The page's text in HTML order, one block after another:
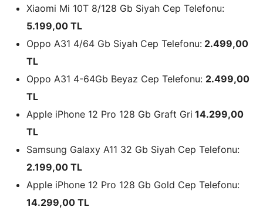
Xiaomi Mi 10T 8/128 Gb Siyah Cep Telefonu:
5.199,00 TL
Oppo A31 4/64 Gb Siyah Cep Telefonu: 2.499,00
TL
Oppo A31 4-64Gb Beyaz Cep Telefonu: 2.499,00
TL
Apple iPhone 12 Pro 128 Gb Graft Gri 14.299,00
TL
Samsung Galaxy A11 32 Gb Siyah Cep Telefonu:
2.199,00 TL
Apple iPhone 12 Pro 128 Gb Gold Cep Telefonu:
14.299,00 TL